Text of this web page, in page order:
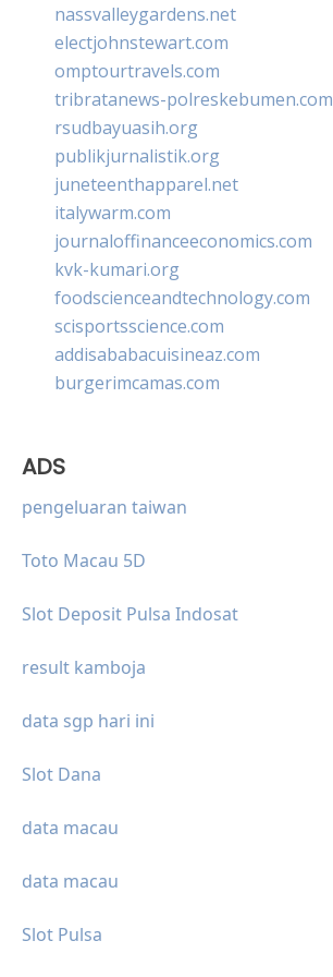
nassvalleygardens.net
electjohnstewart.com
omptourtravels.com
tribratanews-polreskebumen.com
rsudbayuasih.org
publikjurnalistik.org
juneteenthapparel.net
italywarm.com
journaloffinanceeconomics.com
kvk-kumari.org
foodscienceandtechnology.com
scisportsscience.com
addisababacuisineaz.com
burgerimcamas.com
ADS
pengeluaran taiwan
Toto Macau 5D
Slot Deposit Pulsa Indosat
result kamboja
data sgp hari ini
Slot Dana
data macau
data macau
Slot Pulsa